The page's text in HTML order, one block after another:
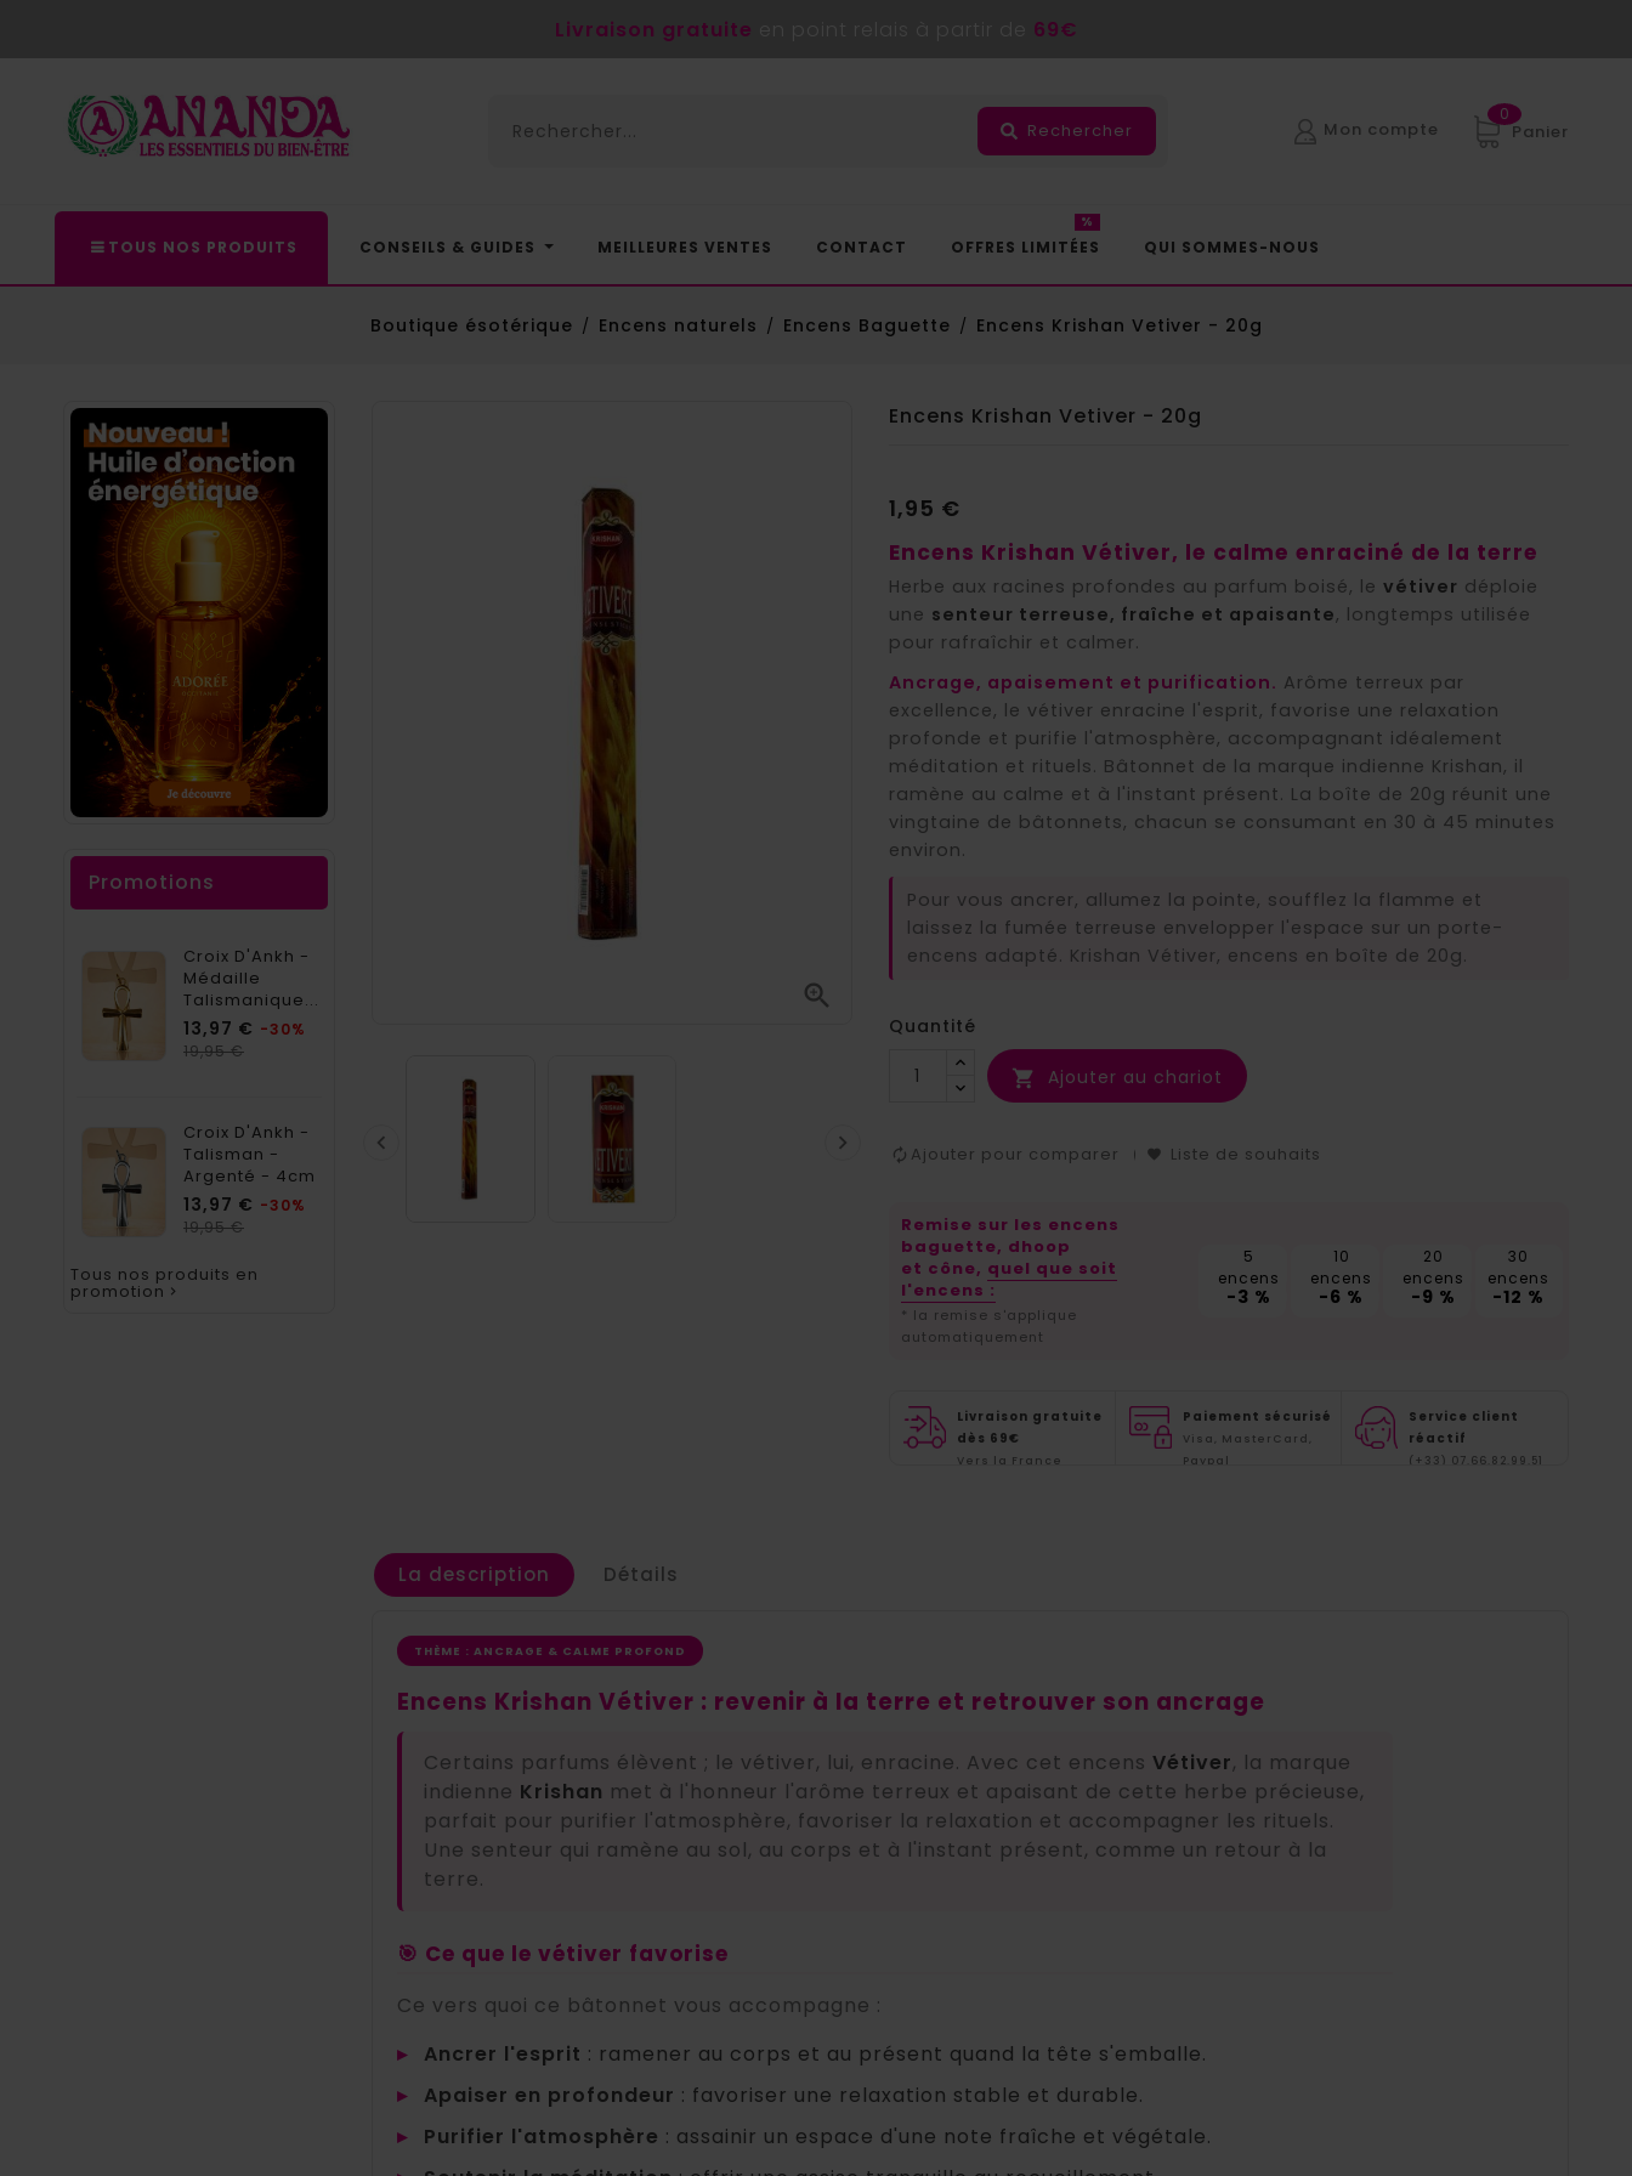
Livraison gratuite 69€
Panier
0
Rechercher Mon compte
TOUS NOS PRODUITS CONSEILS & GUIDES MEILLEURES VENTES CONTACT OFFRES LIMITÉES
%
QUI SOMMES-NOUS
Boutique ésotérique Encens naturels Encens Baguette Encens Krishan Vetiver - 20g
Promotions
Croix D'Ankh -
Médaille
Talismanique...
13,97 € Prix
-30%
19,95 €Prix
Croix D'Ankh -
Talisman -
Argenté - 4cm
13,97 € Prix
-30%
19,95 €Prix
Tous nos produits en
promotion 

 
Encens Krishan Vetiver - 20g
1,95 €
Encens Krishan Vétiver, le calme enraciné de la terre
Herbe aux racines profondes au parfum boisé, le vétiver déploie
une senteur terreuse, fraîche et apaisante, longtemps utilisée
pour rafraîchir et calmer.
Ancrage, apaisement et purification. Arôme terreux par
excellence, le vétiver enracine l'esprit, favorise une relaxation
profonde et purifie l'atmosphère, accompagnant idéalement
méditation et rituels. Bâtonnet de la marque indienne Krishan, il
ramène au calme et à l'instant présent. La boîte de 20g réunit une
vingtaine de bâtonnets, chacun se consumant en 30 à 45 minutes
environ.
Pour vous ancrer, allumez la pointe, soufflez la flamme et
laissez la fumée terreuse envelopper l'espace sur un porte-
encens adapté. Krishan Vétiver, encens en boîte de 20g.
Quantité
 Ajouter au chariot
Ajouter pour comparer Liste de souhaits
Remise sur les encens
baguette, dhoop
et cône, quel que soit
l'encens :
* la remise s'applique
automatiquement
5
encens
-3 %
10
encens
-6 %
20
encens
-9 %
30
encens
-12 %
Livraison gratuite
dès 69€
Vers la France
Paiement sécurisé
Visa, MasterCard,
Paypal
Service client
réactif
(+33) 07.66.82.99.51
La description Détails
THÈME : ANCRAGE & CALME PROFOND
Encens Krishan Vétiver : revenir à la terre et retrouver son ancrage
Certains parfums élèvent ; le vétiver, lui, enracine. Avec cet encens Vétiver, la marque
indienne Krishan met à l'honneur l'arôme terreux et apaisant de cette herbe précieuse,
parfait pour purifier l'atmosphère, favoriser la relaxation et accompagner les rituels.
Une senteur qui ramène au sol, au corps et à l'instant présent, comme un retour à la
terre.
🎯 Ce que le vétiver favorise
Ce vers quoi ce bâtonnet vous accompagne :
▸
Ancrer l'esprit : ramener au corps et au présent quand la tête s'emballe.
▸
Apaiser en profondeur : favoriser une relaxation stable et durable.
▸
Purifier l'atmosphère : assainir un espace d'une note fraîche et végétale.